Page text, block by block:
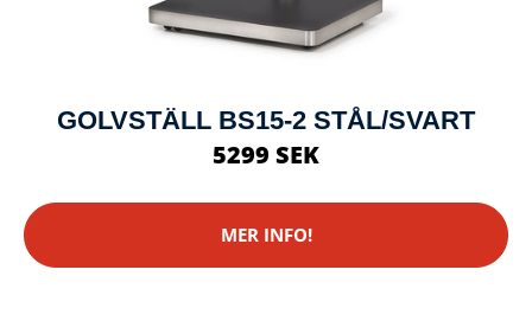
GOLVSTÄLL BS15-2 STÅL/SVART
5299 SEK
MER INFO!